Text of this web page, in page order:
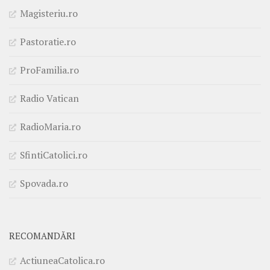
Magisteriu.ro
Pastoratie.ro
ProFamilia.ro
Radio Vatican
RadioMaria.ro
SfintiCatolici.ro
Spovada.ro
RECOMANDĂRI
ActiuneaCatolica.ro